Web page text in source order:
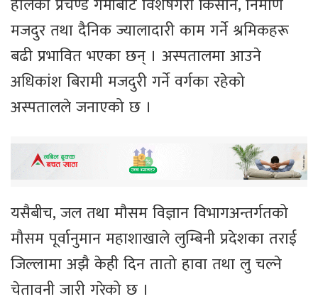
हालको प्रचण्ड गर्मीबाट विशेषगरी किसान, निर्माण
मजदुर तथा दैनिक ज्यालादारी काम गर्ने श्रमिकहरू
बढी प्रभावित भएका छन् । अस्पतालमा आउने
अधिकांश बिरामी मजदुरी गर्ने वर्गका रहेको
अस्पतालले जनाएको छ ।
यसैबीच, जल तथा मौसम विज्ञान विभागअन्तर्गतको
मौसम पूर्वानुमान महाशाखाले लुम्बिनी प्रदेशका तराई
जिल्लामा अझै केही दिन तातो हावा तथा लु चल्ने
चेतावनी जारी गरेको छ ।